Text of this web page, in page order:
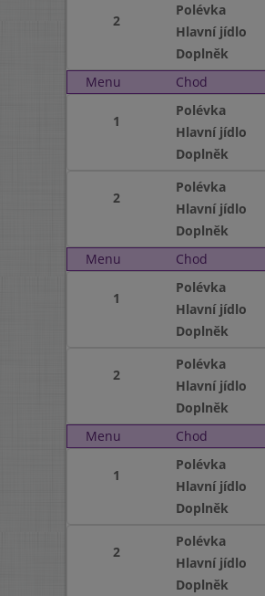
2
Polévka
Hlavní jídlo
Doplněk
Menu
Chod
1
Polévka
Hlavní jídlo
Doplněk
2
Polévka
Hlavní jídlo
Doplněk
Menu
Chod
1
Polévka
Hlavní jídlo
Doplněk
2
Polévka
Hlavní jídlo
Doplněk
Menu
Chod
1
Polévka
Hlavní jídlo
Doplněk
2
Polévka
Hlavní jídlo
Doplněk